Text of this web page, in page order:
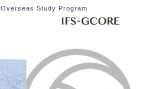
Overseas Study Program